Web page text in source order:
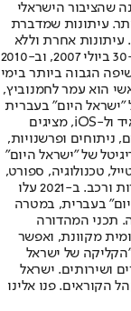
שהציבור הישראלי
עיתונות שמדברת
עיתונות אחרת וללא
תשלום. המהדורה המודפסת הראשונה פורסמה ב-30 ביולי 2007, וב-2010
הגבוה ביותר בימי
הוא עמר לחמנוביץ,
"ישראל היום" בעברית
ובאנגלית, כמו כן היישומונים (אפליקציות) לאנדרואיד ול-iOS, מציגים
ניתוחים ופרשנויות,
של "ישראל היום"
טכנולוגיה, ספורט,
כלכלה וצרכנות, בריאות, חיילים, אוכל, יהדות, תיירות ורכב. ב-2021 עלו
בעברית, במטרה
תכני המהדורה
מקוונת, ואפשר
"הקליקה של ישראל
ושירותים. ישראל
הקוראים. פנו אלינו